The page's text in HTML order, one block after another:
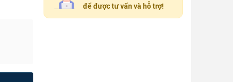
để được tư vấn và hỗ trợ!